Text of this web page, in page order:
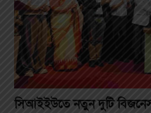
সিআইইউতে নতুন দুটি বিজনেস